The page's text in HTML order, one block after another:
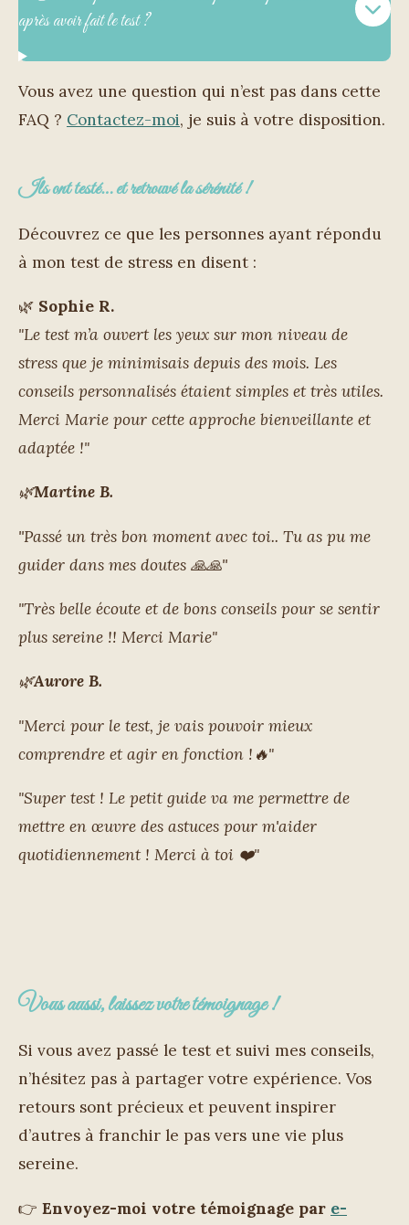
après avoir fait le test ?
Vous avez une question qui n’est pas dans cette
FAQ ? Contactez-moi, je suis à votre disposition.
Ils ont testé… et retrouvé la sérénité !
Découvrez ce que les personnes ayant répondu
à mon test de stress en disent :
🌿 Sophie R.
"Le test m’a ouvert les yeux sur mon niveau de
stress que je minimisais depuis des mois. Les
conseils personnalisés étaient simples et très utiles.
Merci Marie pour cette approche bienveillante et
adaptée !"
🌿Martine B.
''Passé un très bon moment avec toi.. Tu as pu me
guider dans mes doutes 🙏🙏''
"Très belle écoute et de bons conseils pour se sentir
plus sereine !! Merci Marie"
🌿Aurore B.
"Merci pour le test, je vais pouvoir mieux
comprendre et agir en fonction ! 🔥"
"Super test ! Le petit guide va me permettre de
mettre en œuvre des astuces pour m'aider
quotidiennement ! Merci à toi ❤️"
Vous aussi, laissez votre témoignage !
Si vous avez passé le test et suivi mes conseils,
n’hésitez pas à partager votre expérience. Vos
retours sont précieux et peuvent inspirer
d’autres à franchir le pas vers une vie plus
sereine.
👉 Envoyez-moi votre témoignage par e-